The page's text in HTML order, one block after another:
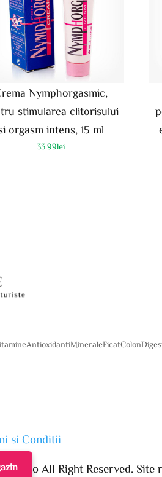
Nymphorgasmic,
stimularea clitorisului
orgasm intens, 15 ml
33.99lei
AntioxidantiMineraleFicatColon
si Conditii
All Right Reserved. Site